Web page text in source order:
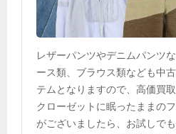
レザーパンツやデニムパンツ
ース類、ブラウス類なども中
テムとなりますので、高価買
クローゼットに眠ったままの
がございましたら、お試しで